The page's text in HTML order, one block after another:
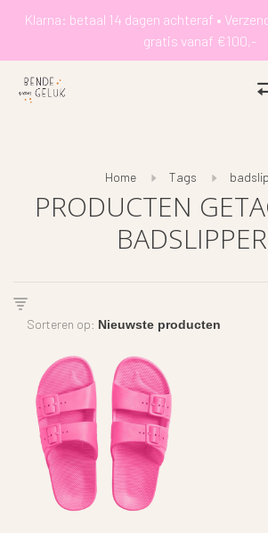
Klarna: betaal 14 dagen achteraf •
gratis vanaf €100,-
Home Tags
PRODUCTEN
Sorteren op: